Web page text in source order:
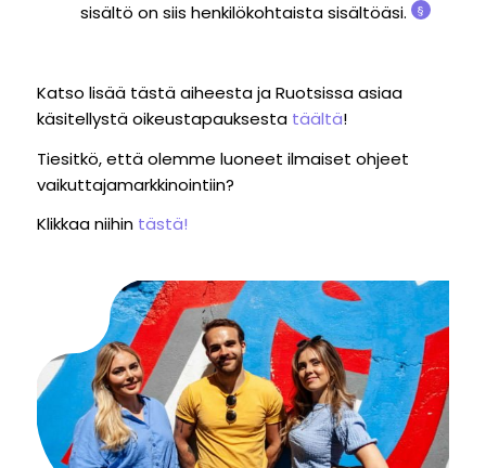
sisältö on siis henkilökohtaista sisältöäsi.
§
Katso lisää tästä aiheesta ja Ruotsissa asiaa
käsitellystä oikeustapauksesta täältä!
Tiesitkö, että olemme luoneet ilmaiset ohjeet
vaikuttajamarkkinointiin?
Klikkaa niihin tästä!